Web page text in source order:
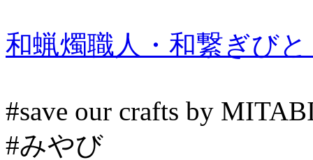
和蝋燭職人・和繋ぎび
#save our crafts by
#みやび